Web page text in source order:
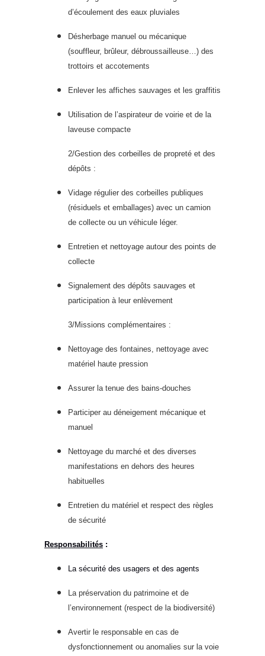
d’écoulement des eaux pluviales
Désherbage manuel ou mécanique
(souffleur, brûleur, débroussailleuse…) des
trottoirs et accotements
Enlever les affiches sauvages et les graffitis
Utilisation de l’aspirateur de voirie et de la
laveuse compacte
2/Gestion des corbeilles de propreté et des
dépôts :
Vidage régulier des corbeilles publiques
(résiduels et emballages) avec un camion
de collecte ou un véhicule léger.
Entretien et nettoyage autour des points de
collecte
Signalement des dépôts sauvages et
participation à leur enlèvement
3/Missions complémentaires :
Nettoyage des fontaines, nettoyage avec
matériel haute pression
Assurer la tenue des bains-douches
Participer au déneigement mécanique et
manuel
Nettoyage du marché et des diverses
manifestations en dehors des heures
habituelles
Entretien du matériel et respect des règles
de sécurité
Responsabilités :
La sécurité des usagers et des agents
La préservation du patrimoine et de
l’environnement (respect de la biodiversité)
Avertir le responsable en cas de
dysfonctionnement ou anomalies sur la voie